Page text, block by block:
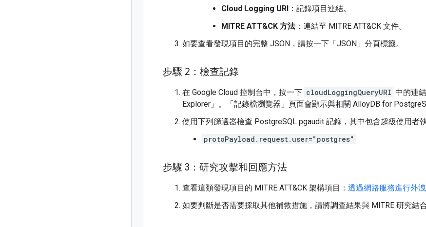
Cloud Logging URI ：記錄項目連結。
MITRE ATT&CK 方法：連結至 MITRE ATT&CK 文件。
如要查看發現項目的完整 JSON，請按一下「JSON」 分頁標籤。
步驟 2：檢查記錄
在 Google Cloud 控制台中，按一下 cloudLoggingQueryURI 中的連
Explorer」 。「記錄檔瀏覽器」 頁面會顯示與相關 AlloyDB for
使用下列篩選器檢查 PostgreSQL pgaudit 記錄，其中包含超級使用者
protoPayload.request.user="postgres"
步驟 3：研究攻擊和回應方法
查看這類發現項目的 MITRE ATT&CK 架構項目： 透過網路服務進行外洩
如要判斷是否需要採取其他補救措施，請將調查結果與 MITRE 研究結合